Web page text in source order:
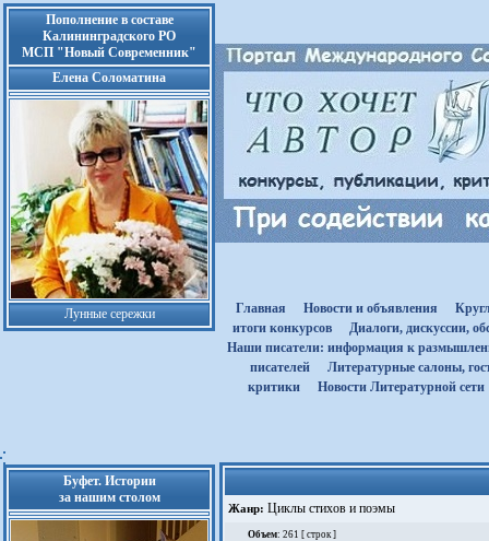
Пополнение в составе
Калининградского РО
МСП "Новый Современник"
Елена Соломатина
Лунные сережки Главная Новости и объявления
итоги конкурсов
Диалоги, дискуссии,
Наши писатели: информация к
писателей
Литературные салоны,
критики
Новости Литературной сети
Буфет. Истории
за нашим столом
Жанр: Циклы стихов и поэмы
Объем: 261 [ строк ]